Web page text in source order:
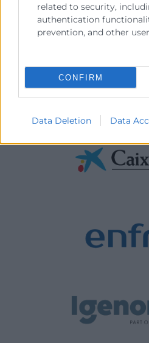
related to security,
authentication
prevention, and other
CONFIRM
Data Deletion Data